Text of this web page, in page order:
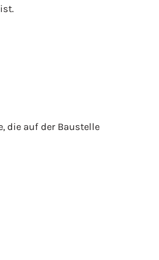
die auf der Baustelle